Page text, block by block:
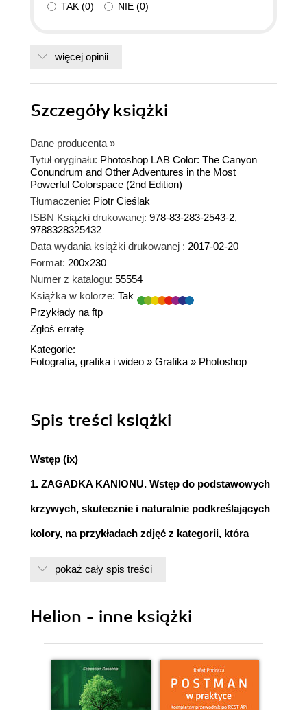
TAK (0) NIE (0)
więcej opinii
Szczegółyksiążki
Dane producenta »
Tytuł oryginału: Photoshop LAB Color: The Canyon
Conundrum and Other Adventures in the Most
Powerful Colorspace (2nd Edition)
Tłumaczenie: Piotr Cieślak
ISBN Książki drukowanej: 978-83-283-2543-2,
9788328325432
Data wydania książki drukowanej : 2017-02-20
Format: 200x230
Numer z katalogu: 55554
Książka w kolorze: Tak
Przykłady na ftp
Zgłoś erratę
Kategorie:
Fotografia, grafika i wideo » Grafika» Photoshop
Spis treści książki
Wstęp (ix)
1. ZAGADKA KANIONU. Wstęp do podstawowych
krzywych, skutecznie i naturalnie podkreślających
kolory, na przykładach zdjęć z kategorii, która
O Czytelniku, książce i jej strukturze (6)
Korekcja zdjęcia kanionu krok po kroku (9)
Skok na trochę głębszą wodę (10)
Czytelność i przesada (10)
Nauka nie poszła w las (13)
pokaż cały spis treści
Helion - inne książki